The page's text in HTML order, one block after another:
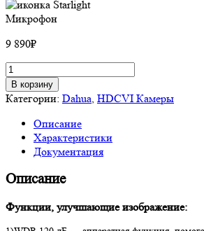
Микрофон
9 890₽
Количество
товара
HDCVI
DH-
HAC-
HFW2501TP-
A,
2.7-
В корзину
Категории: Dahua, HDCVI Камеры
Описание
Характеристики
Документация
Описание
Функции, улучшающие изображение: